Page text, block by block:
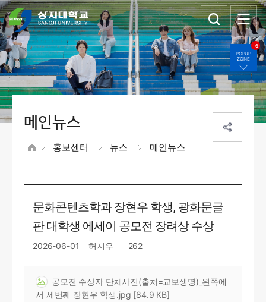
POPUP
ZONE
6
메인뉴스
홍보센터 뉴스 메인뉴스
문화콘텐츠학과 장현우 학생, 광화문글
판 대학생 에세이 공모전 장려상 수상
허지우 262
2026-06-01
공모전 수상자 단체사진(출처=교보생명)_왼쪽에
서 세번째 장현우 학생.jpg [84.9 KB]